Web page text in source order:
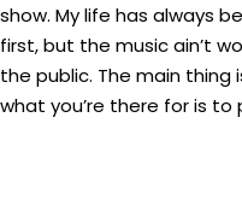
show. My life has always
first, but the music ain’t
the public. The main thing
what you’re there for is to